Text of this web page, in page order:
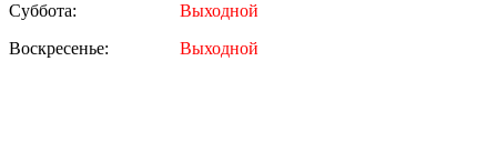
Суббота:
Выходной
Воскресенье:
Выходной